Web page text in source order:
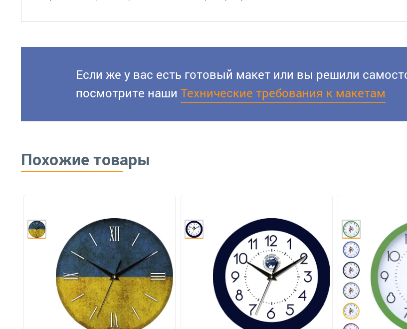
Если же у вас есть готовый макет или вы решили
посмотрите наши Технические требования к макетам
Похожие товары